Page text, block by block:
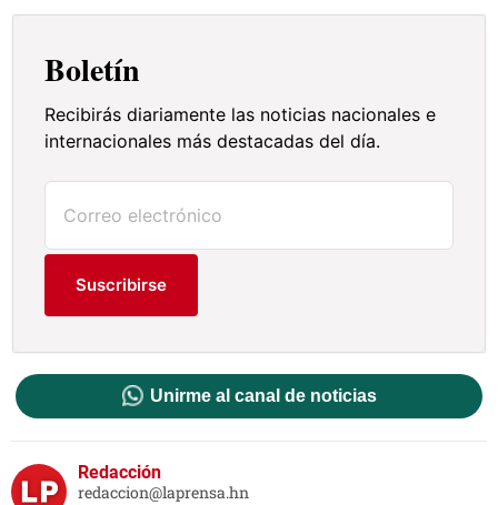
Boletín
Recibirás diariamente las noticias nacionales e
internacionales más destacadas del día.
Suscribirse
Unirme al canal de noticias
Redacción
redaccion@laprensa.hn